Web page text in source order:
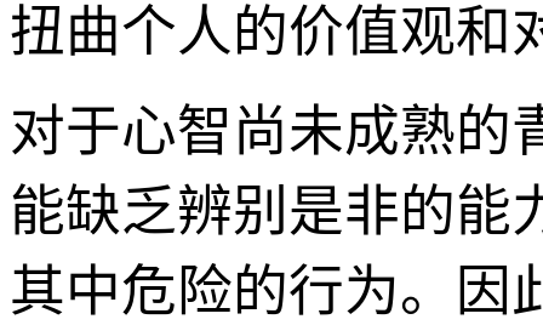
扭曲个人的价值观和
对于心智尚未成熟的
能缺乏辨别是非的能
其中危险的行为。因